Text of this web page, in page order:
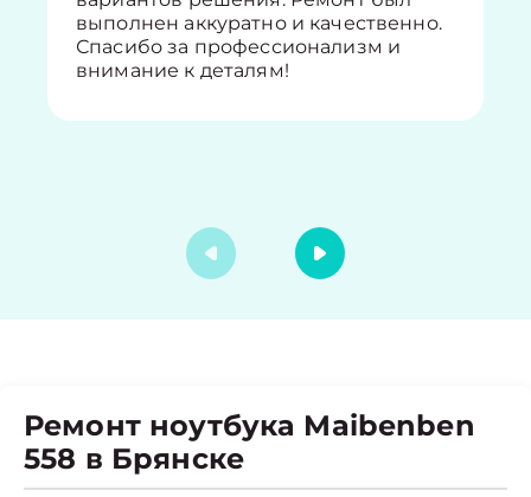
выполнен аккуратно и качественно.
Спасибо за профессионализм и
внимание к деталям!
Ремонт ноутбука Maibenben
558 в Брянске